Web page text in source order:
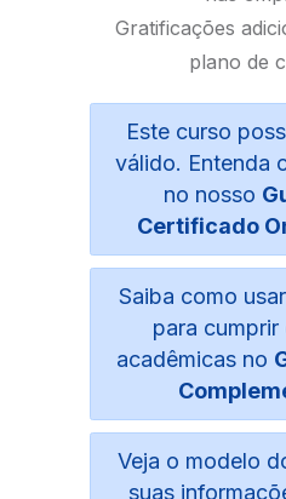
Gratificações
plano de
Este curso
válido. Entenda
no nosso
Certificado
Saiba como
para cumprir
acadêmicas no
Veja o modelo
suas